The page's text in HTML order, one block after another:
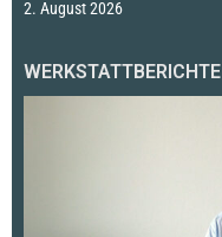
2. August 2026
WERKSTATTBERICHTE